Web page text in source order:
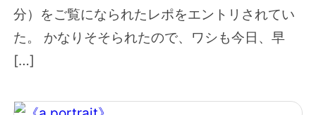
分）をご覧になられたレポをエントリされてい
た。 かなりそそられたので、ワシも今日、早
[…]